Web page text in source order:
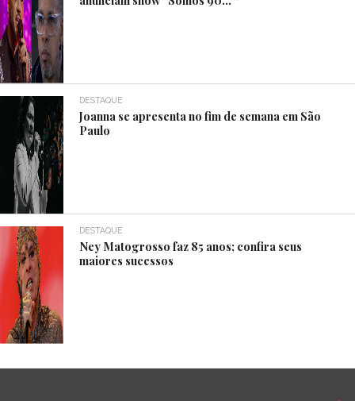
DESTAQUE
Joanna se apresenta no fim de semana em São
Paulo
DESTAQUE
Ney Matogrosso faz 85 anos; confira seus
maiores sucessos